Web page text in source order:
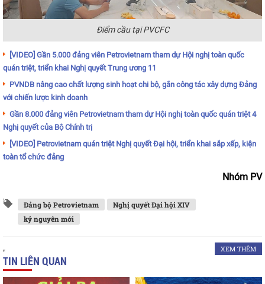
Điểm cầu tại PVCFC
[VIDEO] Gần 5.000 đảng viên Petrovietnam tham dự Hội nghị toàn quốc
quán triệt, triển khai Nghị quyết Trung ương 11
PVNDB nâng cao chất lượng sinh hoạt chi bộ, gắn công tác xây dựng Đảng
với chiến lược kinh doanh
Gần 8.000 đảng viên Petrovietnam tham dự Hội nghị toàn quốc quán triệt 4
Nghị quyết của Bộ Chính trị
[VIDEO] Petrovietnam quán triệt Nghị quyết Đại hội, triển khai sắp xếp, kiện
toàn tổ chức đảng
Nhóm PV
Đảng bộ Petrovietnam
Nghị quyết Đại hội XIV
kỷ nguyên mới
XEM THÊM
TIN LIÊN QUAN